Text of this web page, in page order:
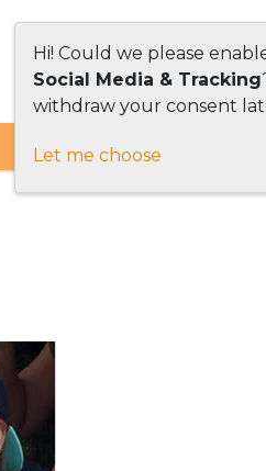
Hi! Could we please
Social Media & Tracking
withdraw your consent
Let me choose